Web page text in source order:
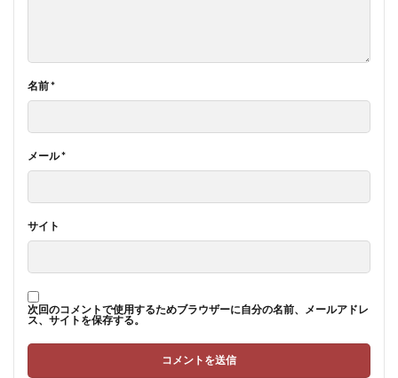
名前*
メール*
サイト
次回のコメントで使用するためブラウザーに自分の名前、メールアドレ
ス、サイトを保存する。